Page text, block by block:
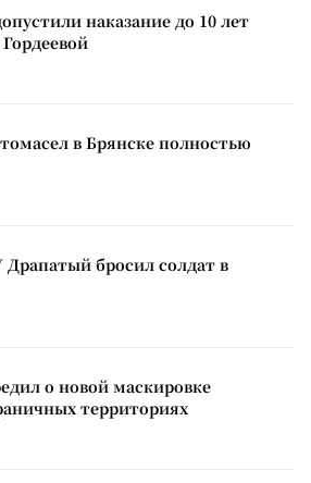
наказание до 10 лет
в Брянске полностью
бросил солдат в
о новой маскировке
территориях